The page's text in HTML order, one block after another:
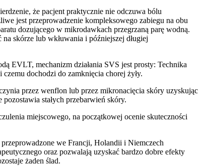
że pacjent praktycznie nie odczuwa bólu
jest przeprowadzenie kompleksowego zabiegu na obu
dozującego w mikrodawkach przegrzaną parę wodną.
skórze lub wkłuwania i późniejszej długiej
EVLT, mechanizm działania SVS jest prosty: Technika
dochodzi do zamknięcia chorej żyły.
przez wenflon lub przez mikronacięcia skóry uzyskując
stałych przebarwień skóry.
miejscowego, na początkowej ocenie skuteczności
we Francji, Holandii i Niemczech
oraz pozwalają uzyskać bardzo dobre efekty
żaden ślad.